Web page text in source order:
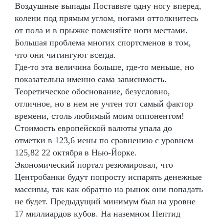
Воздушные выпады Поставьте одну ногу вперед,
колени под прямым углом, ногами оттолкнитесь
от пола и в прыжке поменяйте ноги местами.
Большая проблема многих спортсменов в том,
что они читингуют всегда.
Где-то эта величина больше, где-то меньше, но
показательна именно сама зависимость.
Теоретическое обоснование, безусловно,
отличное, но в нем не учтен тот самый фактор
времени, столь любимый моим оппонентом!
Стоимость европейской валюты упала до
отметки в 123,6 иены по сравнению с уровнем
125,82 22 октября в Нью-Йорке.
Экономический портал резюмировал, что
Центробанки будут попросту испарять денежные
массивы, так как обратно на рынок они попадать
не будет. Предыдущий минимум был на уровне
17 миллиардов кубов. На наземном Пептид